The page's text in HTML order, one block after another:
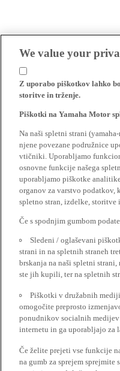
We value your
Z uporabo piškotkov lahko
storitve in trženje.
Piškotki na Yamaha Motor
Na naši spletni strani
njene povezane podružnice
vtičniki. Uporabljamo
osnovne funkcije našega
uporabljamo piškotke
organov za varstvo podatkov,
spletno stran, izdelke, storitve
Če s spodnjim gumbom
Sledeni / oglaševani
strani in na spletnih straneh
brskanja na naši spletni
ste jih kupili, ter na spletnih
Piškotki v družabnih
omogočite preprosto
ponudnikov socialnih
internetu in ga uporabljajo za
Če želite prejeti vse funkcije
na gumb za sprejem